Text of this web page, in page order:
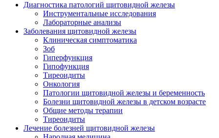
Диагностика патологий щитовидной железы
Инструментальные исследования
Лабораторные анализы
Заболевания щитовидной железы
Клиническая симптоматика
Зоб
Гиперфункция
Гипофункция
Тиреоидиты
Онкология
Патологии щитовидной железы и беременность
Болезни щитовидной железы в детском возрасте
Общие методы терапии
Тиреоидиты
Лечение болезней щитовидной железы